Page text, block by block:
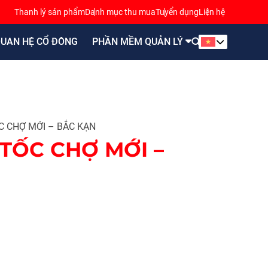
Thanh lý sản phẩmDanh mục thu muaTuyển dụngLiên hệ
HỆ CỔ ĐÔNG PHẦN MỀM QUẢN LÝ
CHỢ MỚI – BẮC KẠN
CHỢ MỚI –